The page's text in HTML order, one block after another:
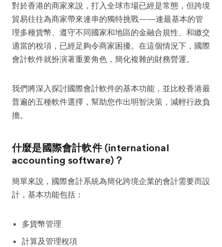
對於香港的商家來說，打入全球市場已經是常態，但跨境
貿易往往為商家帶來連串的獨特挑戰——連最基本的管
理多種貨幣、遵守不同國家和地區的金融合規性、和繳交
適當的稅項，已經足夠令商家困擾。在這個情況下，國際
會計軟件就扮演著重要角色，簡化複雜的財務營運。
我們將深入探討國際會計軟件的基本功能，並比較香港最
普遍的五種軟件選擇，幫助您作出明智決策，減輕行政負
擔。
什麼是國際會計軟件 (international
accounting software)？
簡單來說，國際會計系統為簡化跨境企業的會計需要而設
計，基本功能包括：
多貨幣管理
計算及管理稅項